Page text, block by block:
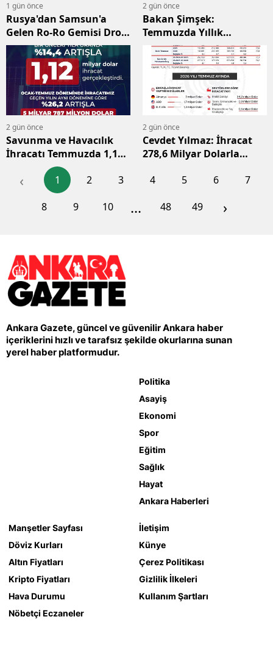
1 gün önce
Rusya'dan Samsun'a
Gelen Ro-Ro Gemisi Dron
Saldırısına Uğradı
2 gün önce
Bakan Şimşek:
Temmuzda Yıllık
Enflasyon Yüzde 31,8'e
Geriledi
2 gün önce
Savunma ve Havacılık
İhracatı Temmuzda 1,12
Milyar Dolara Ulaştı
2 gün önce
Cevdet Yılmaz: İhracat
278,6 Milyar Dolarla
‹ 1 2 3 4 5 6
7
8
9 10 ... 48 49 ›
Ankara Gazete, güncel ve güvenilir Ankara haber
içeriklerini hızlı ve tarafsız şekilde okurlarına sunan
yerel haber platformudur.
Politika
Asayiş
Ekonomi
Spor
Eğitim
Sağlık
Hayat
Ankara Haberleri
Manşetler Sayfası
Döviz Kurları
Altın Fiyatları
Kripto Fiyatları
Hava Durumu
Nöbetçi Eczaneler
İletişim
Künye
Çerez Politikası
Gizlilik İlkeleri
Kullanım Şartları